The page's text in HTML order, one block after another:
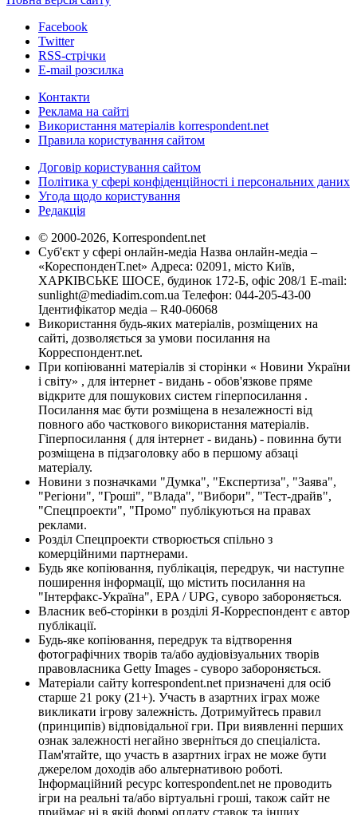
Facebook
Twitter
RSS-стрічки
E-mail розсилка
Контакти
Реклама на сайті
Використання матеріалів korrespondent.net
Правила користування сайтом
Договір користування сайтом
Політика у сфері конфіденційності і персональних даних
Угода щодо користування
Редакція
© 2000-2026, Korrespondent.net
Суб'єкт у сфері онлайн-медіа Назва онлайн-медіа –
«КореспонденТ.net» Адреса: 02091, місто Київ,
ХАРКІВСЬКЕ ШОСЕ, будинок 172-Б, офіс 208/1 E-mail:
sunlight@mediadim.com.ua Телефон: 044-205-43-00
Ідентифікатор медіа – R40-06068
Використання будь-яких матеріалів, розміщених на
сайті, дозволяється за умови посилання на
Корреспондент.net.
При копіюванні матеріалів зі сторінки « Новини України
і світу» , для інтернет - видань - обов'язкове пряме
відкрите для пошукових систем гіперпосилання .
Посилання має бути розміщена в незалежності від
повного або часткового використання матеріалів.
Гіперпосилання ( для інтернет - видань) - повинна бути
розміщена в підзаголовку або в першому абзаці
матеріалу.
Новини з позначками "Думка", "Експертиза", "Заява",
"Регіони", "Гроші", "Влада", "Вибори", "Тест-драйв",
"Спецпроекти", "Промо" публікуються на правах
реклами.
Розділ Спецпроекти створюється спільно з
комерційними партнерами.
Будь яке копіювання, публікація, передрук, чи наступне
поширення інформації, що містить посилання на
"Інтерфакс-Україна", EPA / UPG, суворо забороняється.
Власник веб-сторінки в розділі Я-Корреспондент є автор
публікації.
Будь-яке копіювання, передрук та відтворення
фотографічних творів та/або аудіовізуальних творів
правовласника Getty Images - суворо забороняється.
Матеріали сайту korrespondent.net призначені для осіб
старше 21 року (21+). Участь в азартних іграх може
викликати ігрову залежність. Дотримуйтесь правил
(принципів) відповідальної гри. При виявленні перших
ознак залежності негайно зверніться до спеціаліста.
Пам'ятайте, що участь в азартних іграх не може бути
джерелом доходів або альтернативою роботі.
Інформаційний ресурс korrespondent.net не проводить
ігри на реальні та/або віртуальні гроші, також сайт не